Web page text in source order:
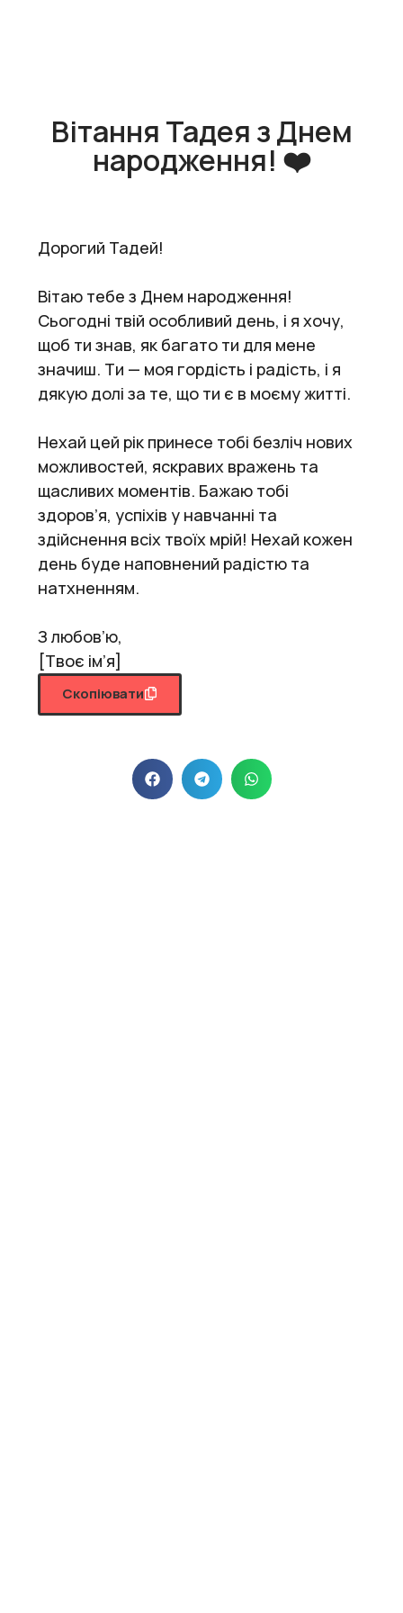
Вітання Тадея з Днем
народження! ❤️
Дорогий Тадей!
Вітаю тебе з Днем народження!
Сьогодні твій особливий день, і я хочу,
щоб ти знав, як багато ти для мене
значиш. Ти — моя гордість і радість, і я
дякую долі за те, що ти є в моєму житті.
Нехай цей рік принесе тобі безліч нових
можливостей, яскравих вражень та
щасливих моментів. Бажаю тобі
здоров’я, успіхів у навчанні та
здійснення всіх твоїх мрій! Нехай кожен
день буде наповнений радістю та
натхненням.
З любов’ю,
[Твоє ім’я]
Скопіювати